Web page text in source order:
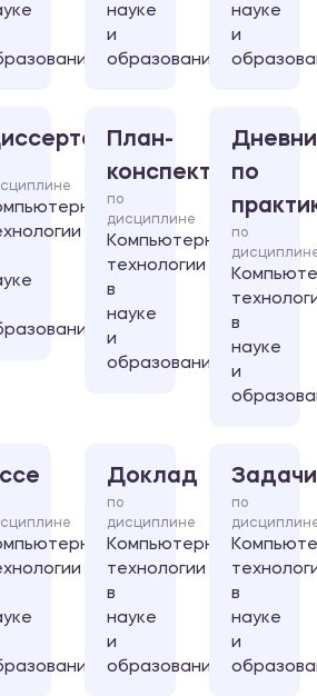
науке
и
образовании
науке
и
План-
конспект
по
дисциплине
Компьютерные
технологии
в
науке
и
образовании
по
по
в
науке
и
Доклад
по
дисциплине
Компьютерные
технологии
в
науке
и
образовании
Задачи
по
в
науке
и